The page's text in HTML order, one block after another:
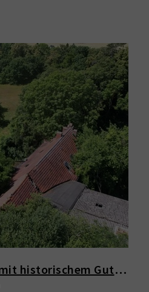
Traumgrundstück mit historischem Gutshaus – 23.500 m² Grundstück mit Potenzial in Trollenhagen